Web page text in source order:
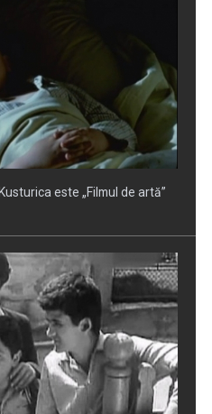
umple de aventuri vacanța la